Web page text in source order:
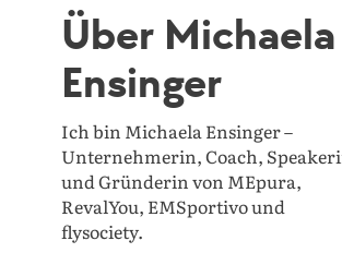
Über Michaela
Ensinger
Ich bin Michaela Ensinger –
Unternehmerin, Coach,
und Gründerin von MEpura,
RevalYou, EMSportivo und
flysociety.